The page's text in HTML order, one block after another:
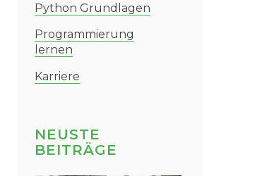
Python Grundlagen
Programmierung
lernen
Karriere
NEUSTE
BEITRÄGE